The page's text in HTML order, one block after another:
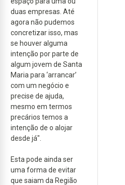
duas empresas. Até
agora não pudemos
concretizar isso, mas
se houver alguma
intenção por parte de
algum jovem de Santa
Maria para ‘arrancar’
com um negócio e
precise de ajuda,
mesmo em termos
precários temos a
intenção de o alojar
desde já".
Esta pode ainda ser
uma forma de evitar
que saiam da Região